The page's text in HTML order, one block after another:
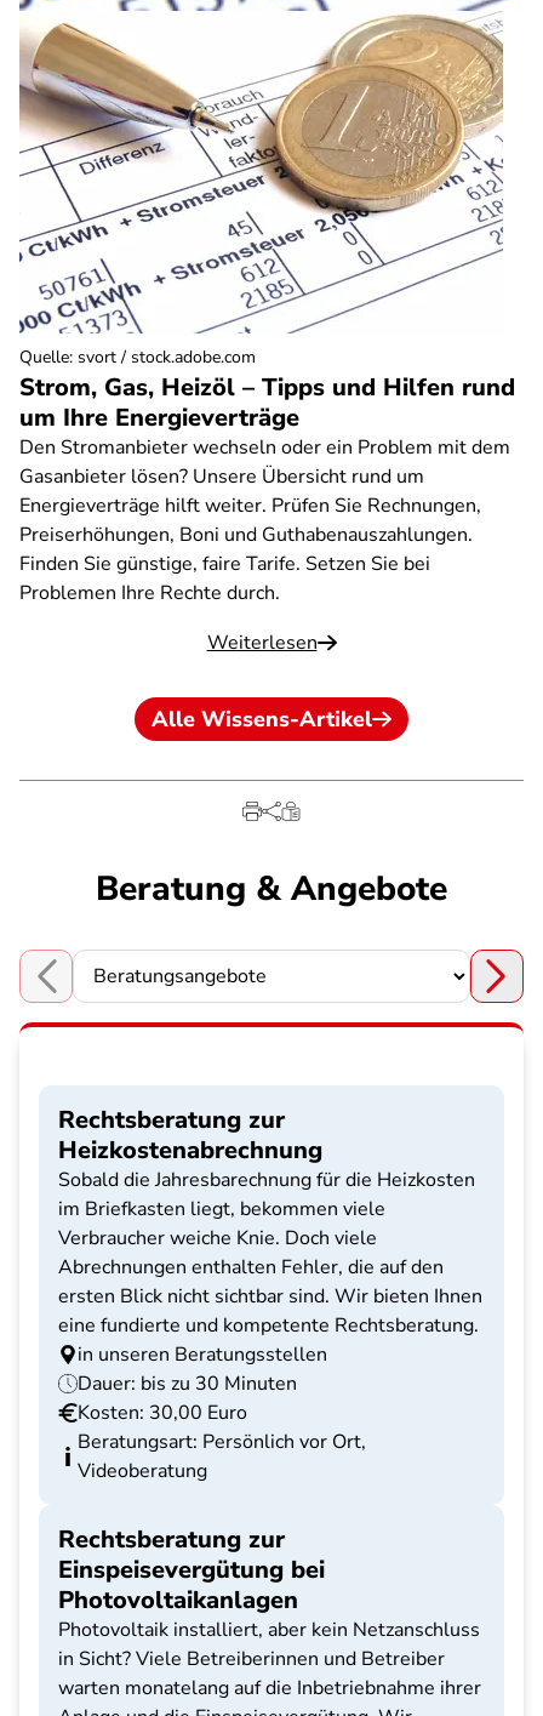
Strom, Gas, Heizöl – Tipps und Hilfen rund
um Ihre Energieverträge
Den Stromanbieter wechseln oder ein Problem mit dem
Gasanbieter lösen? Unsere Übersicht rund um
Energieverträge hilft weiter. Prüfen Sie Rechnungen,
Preiserhöhungen, Boni und Guthabenauszahlungen.
Finden Sie günstige, faire Tarife. Setzen Sie bei
Problemen Ihre Rechte durch.
Weiterlesen
Quelle: svort / stock.adobe.com
Alle Wissens-Artikel
Beratung & Angebote
Choose a section
Rechtsberatung zur
Heizkostenabrechnung
Sobald die Jahresbarechnung für die Heizkosten
im Briefkasten liegt, bekommen viele
Verbraucher weiche Knie. Doch viele
Abrechnungen enthalten Fehler, die auf den
ersten Blick nicht sichtbar sind. Wir bieten Ihnen
eine fundierte und kompetente Rechtsberatung.
in unseren Beratungsstellen
Dauer: bis zu 30 Minuten
Kosten: 30,00 Euro
Beratungsart: Persönlich vor Ort,
Videoberatung
Rechtsberatung zur
Einspeisevergütung bei
Photovoltaikanlagen
Photovoltaik installiert, aber kein Netzanschluss
in Sicht? Viele Betreiberinnen und Betreiber
warten monatelang auf die Inbetriebnahme ihrer